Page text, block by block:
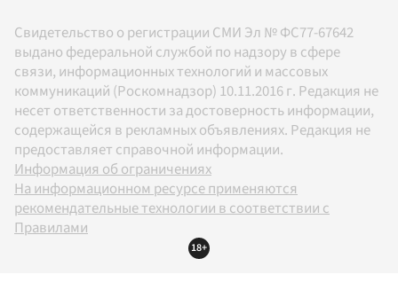
Свидетельство о регистрации СМИ Эл № ФС77-67642
выдано федеральной службой по надзору в сфере
связи, информационных технологий и массовых
коммуникаций (Роскомнадзор) 10.11.2016 г. Редакция не
несет ответственности за достоверность информации,
содержащейся в рекламных объявлениях. Редакция не
предоставляет справочной информации.
Информация об ограничениях
На информационном ресурсе применяются
рекомендательные технологии в соответствии с
Правилами
18+